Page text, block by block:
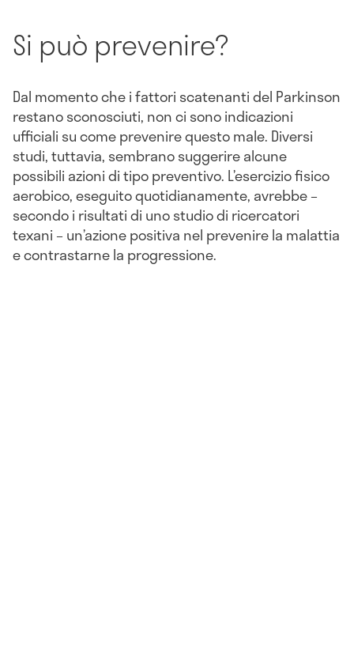
Si può prevenire?
Dal momento che i fattori scatenanti del Parkinson
restano sconosciuti, non ci sono indicazioni
ufficiali su come prevenire questo male. Diversi
studi, tuttavia, sembrano suggerire alcune
possibili azioni di tipo preventivo. L’esercizio fisico
aerobico, eseguito quotidianamente, avrebbe –
secondo i risultati di uno studio di ricercatori
texani – un’azione positiva nel prevenire la malattia
e contrastarne la progressione.